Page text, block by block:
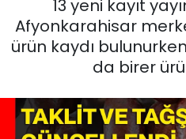
13 yeni kayıt
Afyonkarahisar
ürün kaydı
da birer
SAĞLIK
11:11 MANŞET